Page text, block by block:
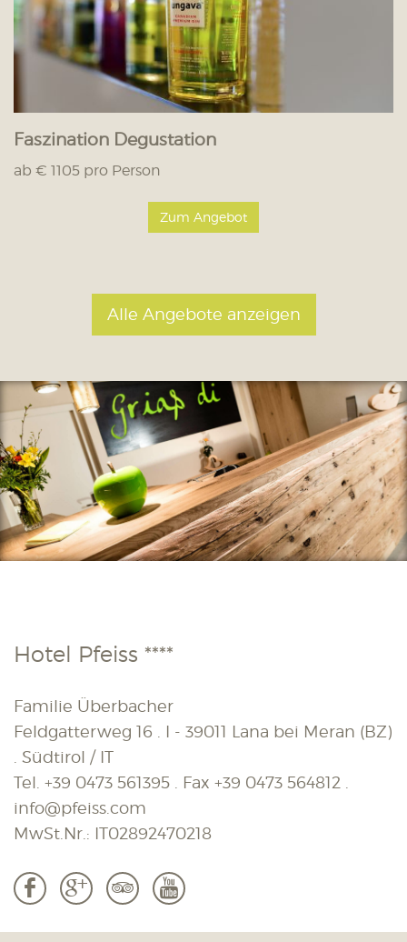
Faszination Degustation
ab € 1105 pro Person
Zum Angebot
Alle Angebote anzeigen
Hotel Pfeiss ****
Familie Überbacher
Feldgatterweg 16 . I - 39011 Lana bei Meran (BZ)
. Südtirol / IT
Tel. +39 0473 561395 . Fax +39 0473 564812 .
info@pfeiss.com
MwSt.Nr.: IT02892470218
b c 3 r